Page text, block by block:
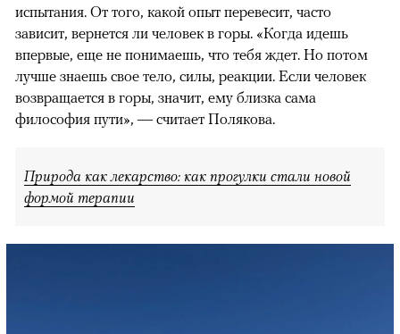
испытания. От того, какой опыт перевесит, часто
зависит, вернется ли человек в горы. «Когда идешь
впервые, еще не понимаешь, что тебя ждет. Но потом
лучше знаешь свое тело, силы, реакции. Если человек
возвращается в горы, значит, ему близка сама
философия пути», — считает Полякова.
Природа как лекарство: как прогулки стали новой
формой терапии